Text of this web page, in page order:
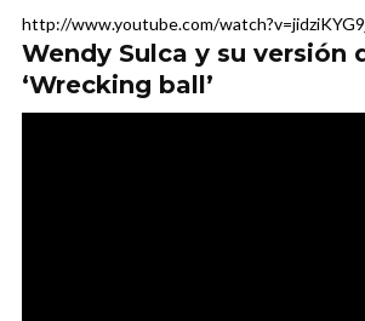
http://www.youtube.com/
Wendy Sulca y su versión
‘Wrecking ball’